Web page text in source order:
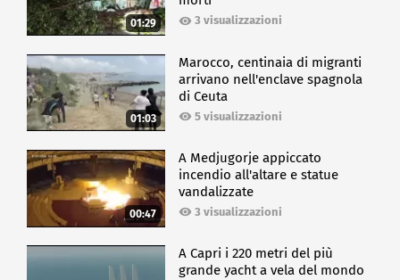
01:29 3 visualizzazioni
01:03
Marocco, centinaia di migranti
arrivano nell'enclave spagnola
di Ceuta
5 visualizzazioni
00:47
A Medjugorje appiccato
incendio all'altare e statue
vandalizzate
3 visualizzazioni
A Capri i 220 metri del più
grande yacht a vela del mondo